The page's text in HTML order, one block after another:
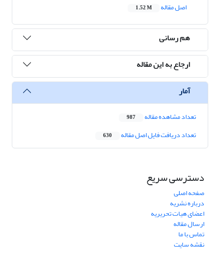
اصل مقاله
1.52 M
هم رسانی
ارجاع به این مقاله
آمار
تعداد مشاهده مقاله 987
تعداد دریافت فایل اصل مقاله 630
دسترسی سریع
صفحه اصلی
درباره نشریه
اعضای هیات تحریریه
ارسال مقاله
تماس با ما
نقشه سایت